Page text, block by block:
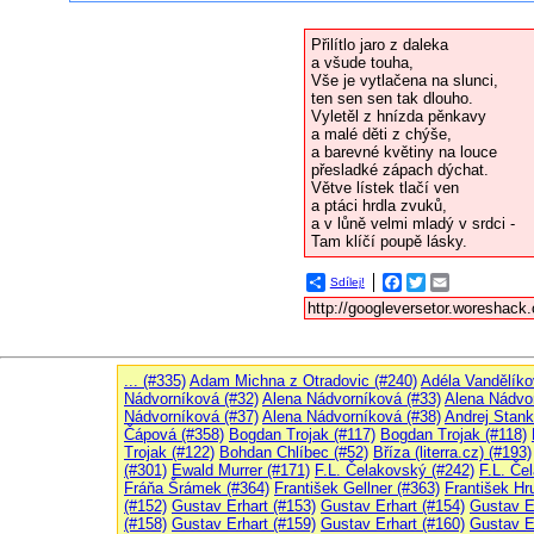
Sdílej! Facebook
Twitter
... (#335) Adam Michna z Otradovic (#240) Adéla
Nádvorníková (#32) Alena Nádvorníková (#33) Alena
Nádvorníková (#37) Alena Nádvorníková (#38) Andrej
Čápová (#358) Bogdan Trojak (#117) Bogdan Trojak (#118)
Trojak (#122) Bohdan Chlíbec (#52) Bříza (literra.cz) (#193)
(#301) Ewald Murrer (#171) F.L. Čelakovský (#242) F.L.
Fráňa Šrámek (#364) František Gellner (#363) František
(#152) Gustav Erhart (#153) Gustav Erhart (#154) Gustav
(#158) Gustav Erhart (#159) Gustav Erhart (#160) Gustav